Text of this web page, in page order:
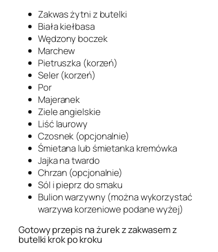
Zakwas żytni z butelki
Biała kiełbasa
Wędzony boczek
Marchew
Pietruszka (korzeń)
Seler (korzeń)
Por
Majeranek
Ziele angielskie
Liść laurowy
Czosnek (opcjonalnie)
Śmietana lub śmietanka kremówka
Jajka na twardo
Chrzan (opcjonalnie)
Sól i pieprz do smaku
Bulion warzywny (można wykorzystać
warzywa korzeniowe podane wyżej)
Gotowy przepis na żurek z zakwasem z
butelki krok po kroku